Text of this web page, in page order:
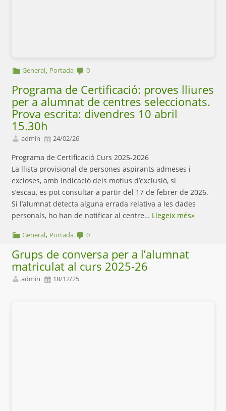
General, Portada 0
Programa de Certificació: proves lliures
per a alumnat de centres seleccionats.
Prova escrita: divendres 10 abril
15.30h
admin 24/02/26
Programa de Certificació Curs 2025-2026
La llista provisional de persones aspirants admeses i
excloses, amb indicació dels motius d’exclusió, si
s’escau, es pot consultar a partir del 17 de febrer de 2026.
Si l’alumnat detecta alguna errada relativa a les dades
personals, ho han de notificar al centre… Llegeix més»
General, Portada 0
Grups de conversa per a l’alumnat
matriculat al curs 2025-26
admin 18/12/25